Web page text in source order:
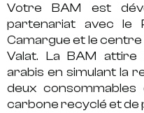
Votre BAM est
partenariat avec le
Camargue et le
Valat. La BAM
arabis en simulant la
deux
carbone recyclé et de